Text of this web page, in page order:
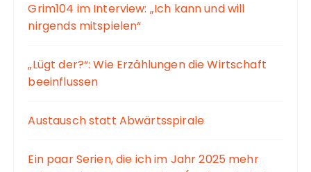
Grim104 im Interview: „Ich kann und will
nirgends mitspielen“
„Lügt der?“: Wie Erzählungen die Wirtschaft
beeinflussen
Austausch statt Abwärtsspirale
Ein paar Serien, die ich im Jahr 2025 mehr